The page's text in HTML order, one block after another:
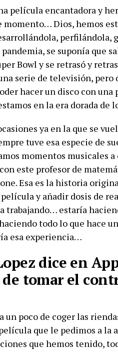
película encantadora y
momento… Dios, hemos
perfilándola,
se suponía que
Bowl y se retrasó y
serie de televisión,
hacer un disco con una
en la era dorada de
ya en la que se
tuve esa especie de
momentos musicales
este profesor de
Esa es la historia
y añadir dosis de
trabajando… estaría
todo lo que hace
esa experiencia…
dice en
tomar el
un poco de coger las
que le pedimos a la
que hemos tenido,